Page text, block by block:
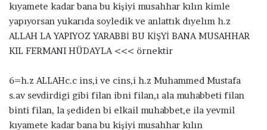
kıyamete kadar bana bu kişiyi musahhar kılın kimle
yapıyorsan yukarıda soyledik ve anlattık dıyelım h.z
ALLAH LA YAPIYOZ YARABBİ BU KİŞYİ BANA MUSAHHAR
KIL FERMANI HÜDAYLA <<< örnektir
6=h.z ALLAHc.c ins,i ve cins,i h.z Muhammed Mustafa
s.av sevdirdigi gibi filan ibni filan,ı ala muhabbeti filan
binti filan, la şediden bi elkail muhabbet,e ila yevmil
kıyamete kadar bana bu kişiyi musahhar kılın